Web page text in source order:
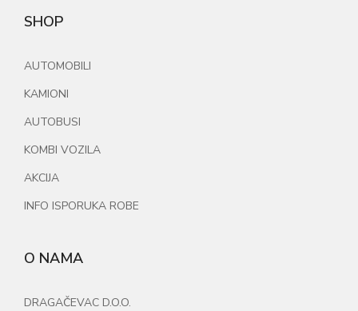
SHOP
AUTOMOBILI
KAMIONI
AUTOBUSI
KOMBI VOZILA
AKCIJA
INFO ISPORUKA ROBE
O NAMA
DRAGAČEVAC D.O.O.